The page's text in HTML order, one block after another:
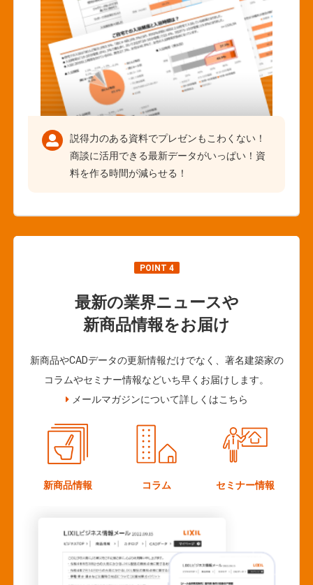
説得力のある資料でプレゼンもこわくない！
商談に活用できる最新データがいっぱい！資
料を作る時間が減らせる！
POINT 4
最新の業界ニュースや
新商品情報をお届け
新商品やCADデータの更新情報だけでなく、著名建築家の
コラムやセミナー情報などいち早くお届けします。
メールマガジンについて詳しくはこちら
新商品情報 コラム セミナー情報